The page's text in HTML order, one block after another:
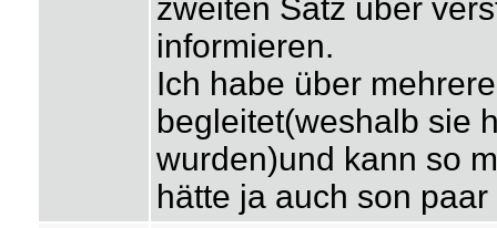
zweiten Satz über
informieren.
Ich habe über
begleitet(weshalb sie
wurden)und kann so
hätte ja auch son